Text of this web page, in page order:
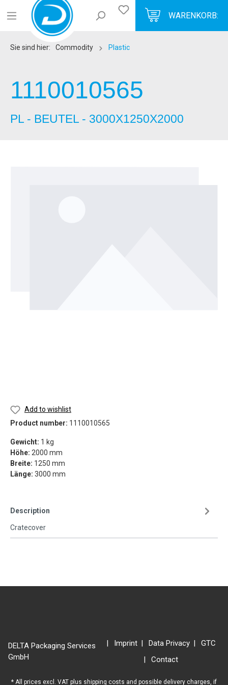
WARENKORB:
Sie sind hier: Commodity Plastic
1110010565
PL - BEUTEL - 3000X1250X2000
Add to wishlist
Product number: 1110010565
Gewicht: 1 kg
Höhe: 2000 mm
Breite: 1250 mm
Länge: 3000 mm
Description
Cratecover
DELTA Packaging Services
GmbH
Imprint Data Privacy
GTC
Contact
* All prices excl. VAT plus shipping costs and possible delivery charges, if